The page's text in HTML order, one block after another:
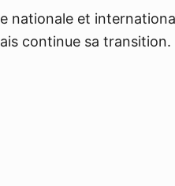
nationale et
continue sa